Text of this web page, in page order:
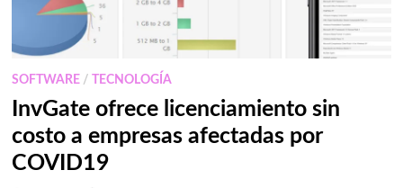
SOFTWARE/ TECNOLOGÍA
InvGate ofrece licenciamiento sin
costo a empresas afectadas por
COVID19